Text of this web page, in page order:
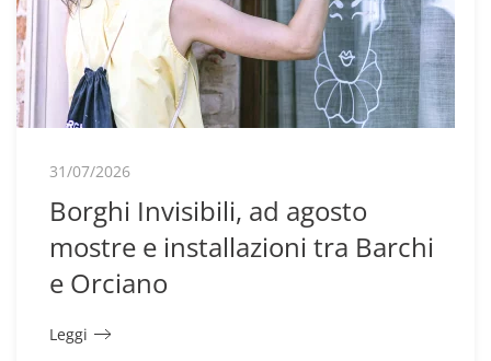
31/07/2026
Borghi Invisibili, ad agosto
mostre e installazioni tra Barchi
e Orciano
Leggi